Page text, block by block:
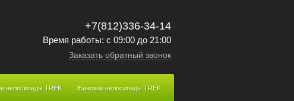
+7(812)336-34-14
Время работы: с 09:00 до 21:00
Заказать обратный звонок
велосипеды TREK Женские велосипеды TREK